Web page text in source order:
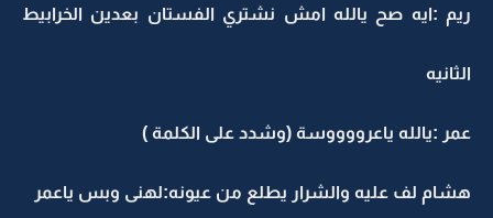
ريم :ايه صح يالله امش نشتري الفستان بعدين الخرابيط
الثانيه
عمر :يالله ياعرووووسة (وشدد على الكلمة )
هشام لف عليه والشرار يطلع من عيونه:لهنى وبس ياعمر